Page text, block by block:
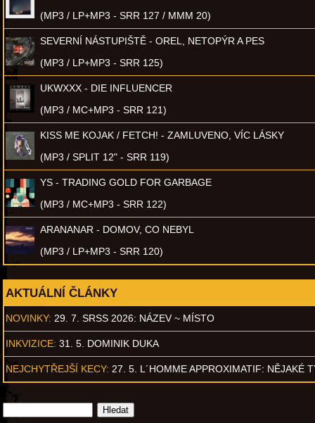
(MP3 / LP+MP3 - SRR 127 / MMM 20)
SEVERNÍ NÁSTUPIŠTĚ - OREL, NETOPÝR A PES
(MP3 / LP+MP3 - SRR 125)
UKWXXX - DIE INFLUENCER
(MP3 / MC+MP3 - SRR 121)
KISS ME KOJAK / FETCH! - ZAMLUVENO, VÍC LÁSKY
(MP3 / SPLIT 12" - SRR 119)
YS - TRADING GOLD FOR GARBAGE
(MP3 / MC+MP3 - SRR 122)
ARANANAR - DOMOV, CO NEBYL
(MP3 / LP+MP3 - SRR 120)
AKTUÁLNÍ ČLÁNKY
NOVINKY: 29. 7. SRSS 2026: NÁZEV ~ MÍSTO
INKVIZICE: 31. 5. DOMINIK DUKA
NEJCHYTŘEJŠÍ KECY: 27. 5. L´HOMME APPROXIMATIF: NĚJAKÉ